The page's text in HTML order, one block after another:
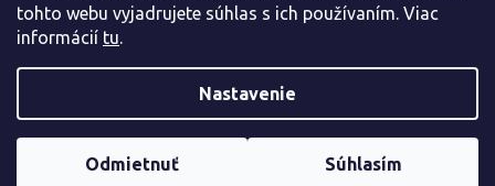
Zakázkové ponožky 🧦
tohto webu vyjadrujete súhlas s ich používaním. Viac
informácií tu.
Nastavenie
Odmietnuť Súhlasím
Sledovať na Instagrame
Copyright 2026CrazyStep . Všetky práva vyhradené.